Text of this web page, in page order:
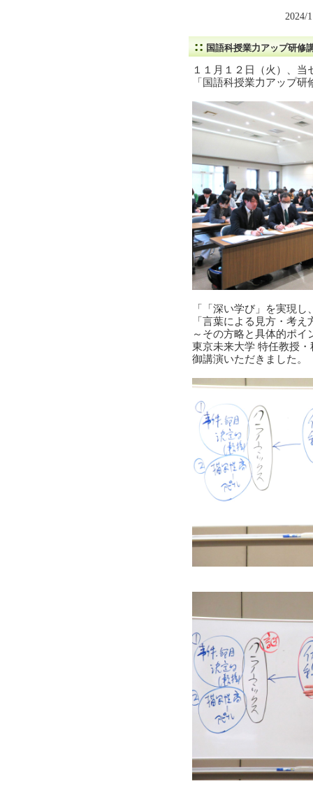
2024/
国語科授業力アップ研修
１１月１２日（火）、
「国語科授業力アップ
「「深い学び」を実現し
「言葉による見方・考
～その方略と具体的ポイ
東京未来大学 特任教授
御講演いただきました。